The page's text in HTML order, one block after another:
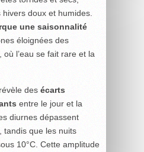
doux et humides.
une saisonnalité
éloignées des
l’eau se fait rare et la
des écarts
entre le jour et la
diurnes dépassent
tandis que les nuits
10°C. Cette amplitude